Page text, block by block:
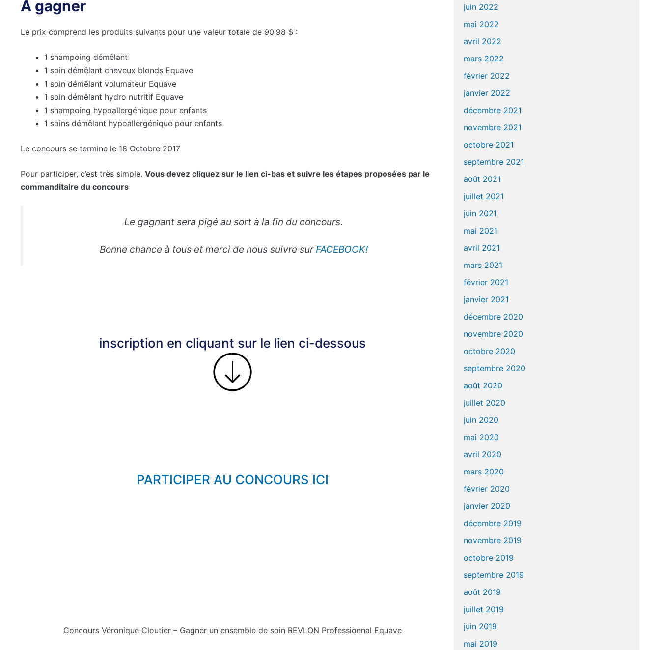
À gagner
Le prix comprend les produits suivants pour une valeur totale de 90,98 $ :
1 shampoing démêlant
1 soin démêlant cheveux blonds Equave
1 soin démêlant volumateur Equave
1 soin démêlant hydro nutritif Equave
1 shampoing hypoallergénique pour enfants
1 soins démêlant hypoallergénique pour enfants
Le concours se termine le 18 Octobre 2017
Pour participer, c’est très simple. Vous devez cliquez sur le lien ci-bas et suivre les étapes proposées par le
commanditaire du concours
Le gagnant sera pigé au sort à la fin du concours.
Bonne chance à tous et merci de nous suivre sur FACEBOOK!
inscription en cliquant sur le lien ci-dessous
PARTICIPER AU CONCOURS ICI
Concours Véronique Cloutier – Gagner un ensemble de soin REVLON Professionnal Equave
juin 2022
mai 2022
avril 2022
mars 2022
février 2022
janvier 2022
décembre 2021
novembre 2021
octobre 2021
septembre 2021
août 2021
juillet 2021
juin 2021
mai 2021
avril 2021
mars 2021
février 2021
janvier 2021
décembre 2020
novembre 2020
octobre 2020
septembre 2020
août 2020
juillet 2020
juin 2020
mai 2020
avril 2020
mars 2020
février 2020
janvier 2020
décembre 2019
novembre 2019
octobre 2019
septembre 2019
août 2019
juillet 2019
juin 2019
mai 2019